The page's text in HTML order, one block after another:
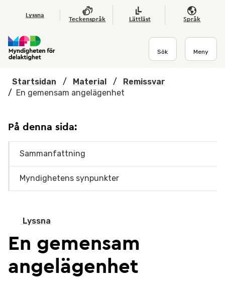
Hoppa till huvudmenyn
Lyssna
Teckenspråk Lättläst Språk
Sök Meny
Startsidan / Material /
Remissvar
/ En gemensam angelägenhet
Lyssna
En gemensam
angelägenhet
På denna sida:
Sammanfattning
Myndighetens synpunkter